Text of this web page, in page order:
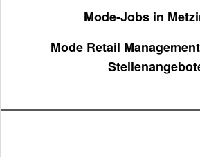
Mode-Jobs in
Mode Retail